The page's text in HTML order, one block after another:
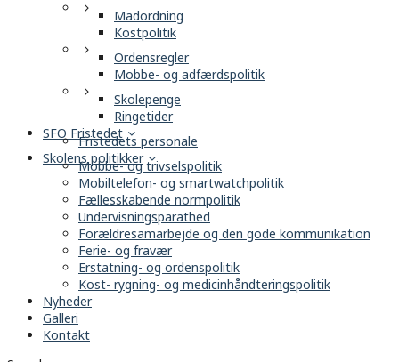
Madordning
Kostpolitik
Ordensregler
Mobbe- og adfærdspolitik
Skolepenge
Ringetider
SFO Fristedet
Fristedets personale
Skolens politikker
Mobbe- og trivselspolitik
Mobiltelefon- og smartwatchpolitik
Fællesskabende normpolitik
Undervisningsparathed
Forældresamarbejde og den gode kommunikation
Ferie- og fravær
Erstatning- og ordenspolitik
Kost- rygning- og medicinhåndteringspolitik
Nyheder
Galleri
Kontakt